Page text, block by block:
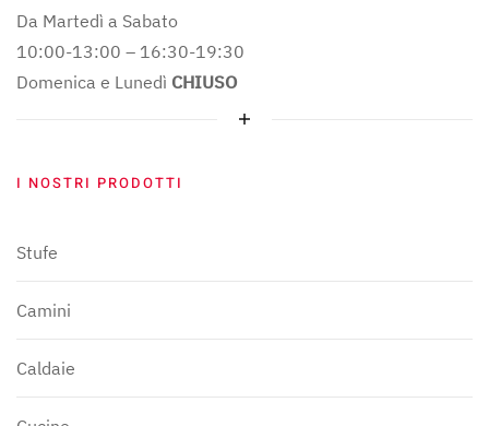
Da Martedì a Sabato
10:00-13:00 – 16:30-19:30
Domenica e Lunedì CHIUSO
I NOSTRI PRODOTTI
Stufe
Camini
Caldaie